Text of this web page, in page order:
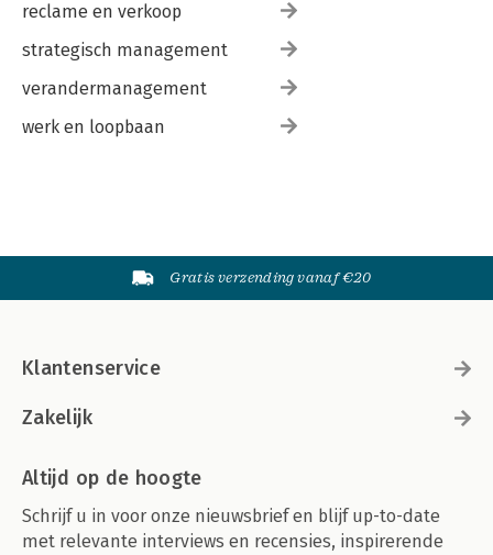
reclame en verkoop
strategisch management
verandermanagement
werk en loopbaan
Gratis verzending vanaf €20
Klantenservice
Zakelijk
Altijd op de hoogte
Schrijf u in voor onze nieuwsbrief en blijf up-to-date
met relevante interviews en recensies, inspirerende